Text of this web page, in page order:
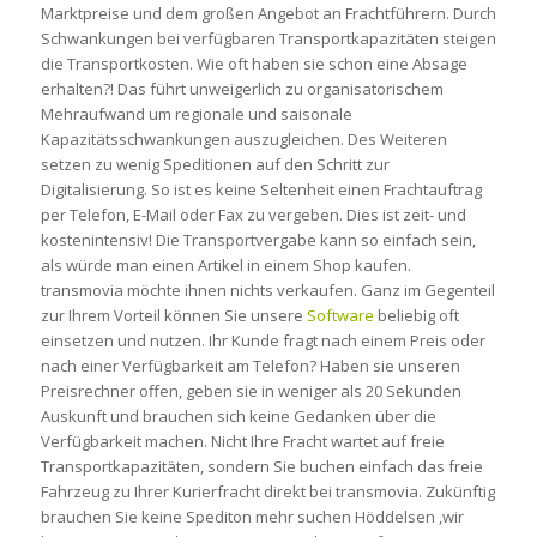
Marktpreise und dem großen Angebot an Frachtführern. Durch
Schwankungen bei verfügbaren Transportkapazitäten steigen
die Transportkosten. Wie oft haben sie schon eine Absage
erhalten?! Das führt unweigerlich zu organisatorischem
Mehraufwand um regionale und saisonale
Kapazitätsschwankungen auszugleichen. Des Weiteren
setzen zu wenig Speditionen auf den Schritt zur
Digitalisierung. So ist es keine Seltenheit einen Frachtauftrag
per Telefon, E-Mail oder Fax zu vergeben. Dies ist zeit- und
kostenintensiv! Die Transportvergabe kann so einfach sein,
als würde man einen Artikel in einem Shop kaufen.
transmovia möchte ihnen nichts verkaufen. Ganz im Gegenteil
zur Ihrem Vorteil können Sie unsere Software beliebig oft
einsetzen und nutzen. Ihr Kunde fragt nach einem Preis oder
nach einer Verfügbarkeit am Telefon? Haben sie unseren
Preisrechner offen, geben sie in weniger als 20 Sekunden
Auskunft und brauchen sich keine Gedanken über die
Verfügbarkeit machen. Nicht Ihre Fracht wartet auf freie
Transportkapazitäten, sondern Sie buchen einfach das freie
Fahrzeug zu Ihrer Kurierfracht direkt bei transmovia. Zukünftig
brauchen Sie keine Spediton mehr suchen Höddelsen ,wir